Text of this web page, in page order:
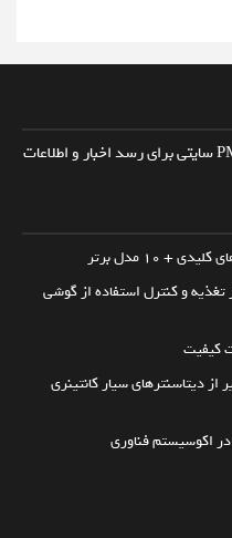
پایگاه مرکزخبر کامپیوتر و موبایل - PMCM سایتی برای رسد اخبار و اطلاعات
10 مدل برتر
و کنترل استفاده از گوشی
دیتاسنترهای سیار کانتینری
در اکوسیستم فناوری